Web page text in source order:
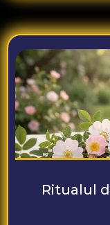
Ritualul